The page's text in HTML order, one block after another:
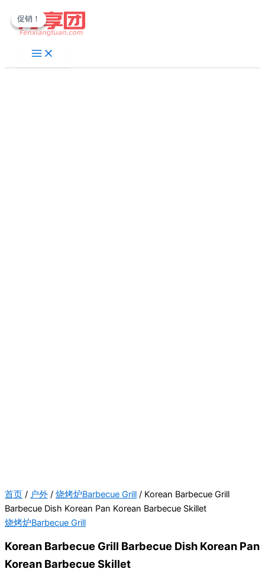
至
首页 / 户外 / 烧烤炉Barbecue Grill / Korean Barbecue Grill
Barbecue Dish Korean Pan Korean Barbecue Skillet
烧烤炉Barbecue Grill
Korean Barbecue Grill Barbecue Dish Korean Pan
Korean Barbecue Skillet
促销！
促销！